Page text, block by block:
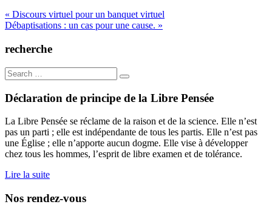
Navigation
de
l’article
« Discours virtuel pour un banquet virtuel
Débaptisations : un cas pour une cause. »
recherche
Search
for:
Déclaration de principe de la Libre Pensée
La Libre Pensée se réclame de la raison et de la science. Elle n’est
pas un parti ; elle est indépendante de tous les partis. Elle n’est pas
une Église ; elle n’apporte aucun dogme. Elle vise à développer
chez tous les hommes, l’esprit de libre examen et de tolérance.
Lire la suite
Nos rendez-vous